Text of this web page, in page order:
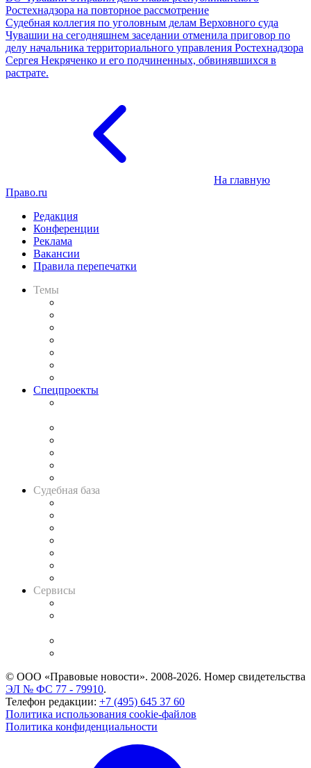
Ростехнадзора на повторное рассмотрение
Судебная коллегия по уголовным делам Верховного суда
Чувашии на сегодняшнем заседании отменила приговор по
делу начальника территориального управления Ростехнадзора
Сергея Некряченко и его подчиненных, обвинявшихся в
растрате.
На главную
Право.ru
Редакция
Конференции
Реклама
Вакансии
Правила перепечатки
Темы
Спецпроекты
Судебная база
Сервисы
© ООО «Правовые новости». 2008-2026. Номер свидетельства
ЭЛ № ФС 77 - 79910.
Телефон редакции: +7 (495) 645 37 60
Политика использования cookie-файлов
Политика конфиденциальности